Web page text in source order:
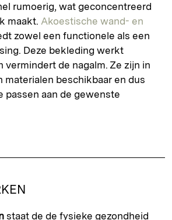
rumoerig, wat geconcentreerd
maakt. Akoestische wand- en
zowel een functionele als een
Deze bekleding werkt
vermindert de nagalm. Ze zijn in
materialen beschikbaar en dus
passen aan de gewenste
staat de de fysieke gezondheid